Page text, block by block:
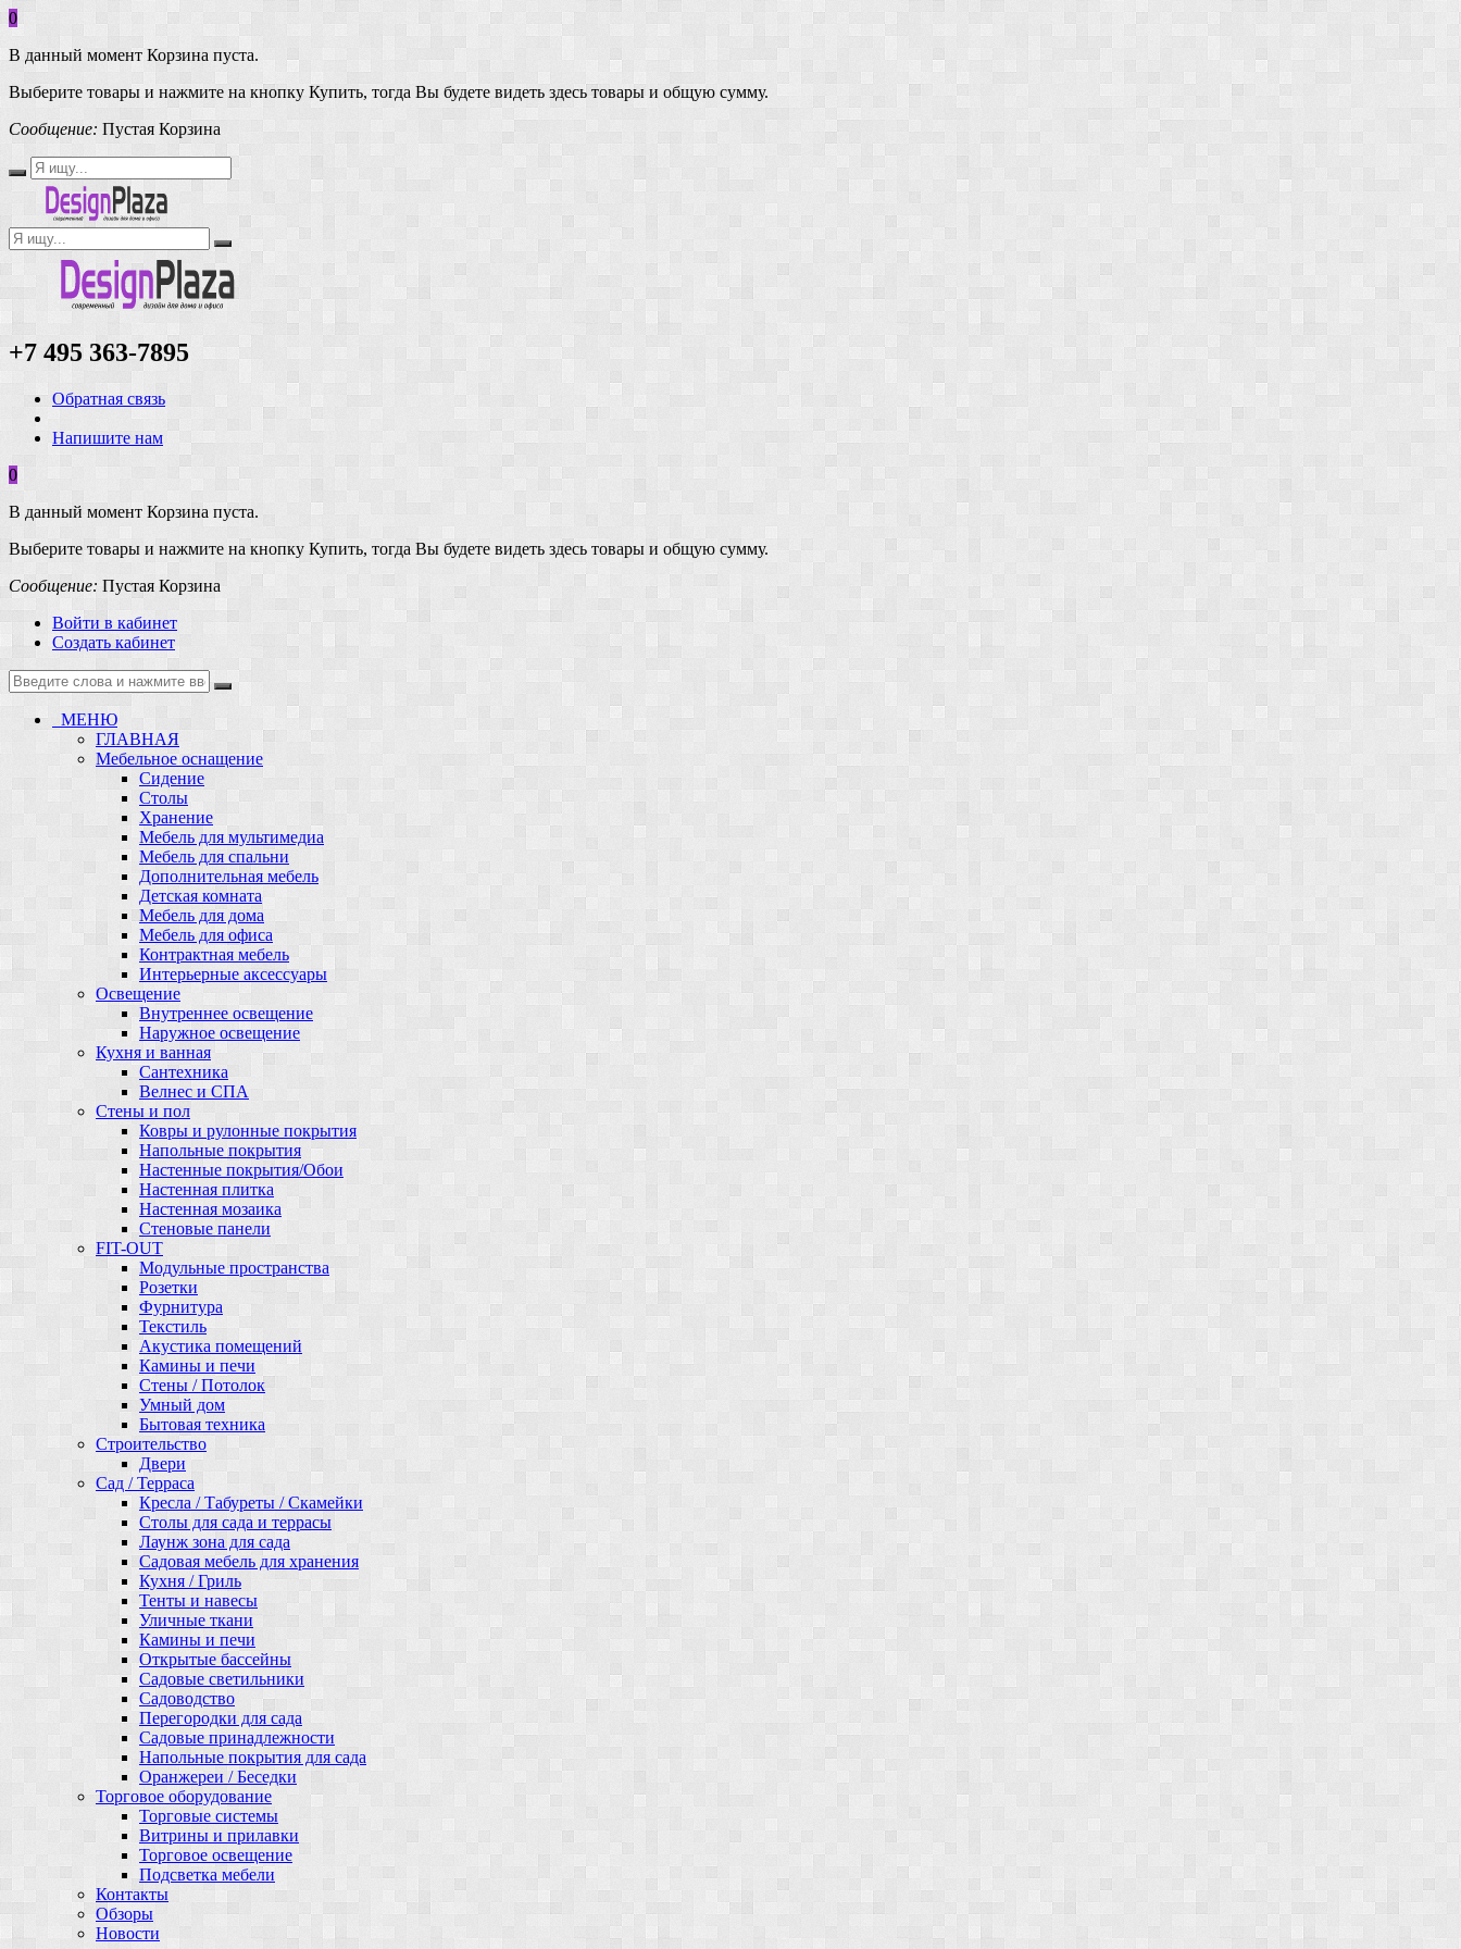
0
В данный момент Корзина пуста.
Выберите товары и нажмите на кнопку Купить, тогда Вы будете видеть здесь товары и общую сумму.
Сообщение: Пустая Корзина
+7 495 363-7895
Обратная связь
Напишите нам
0
В данный момент Корзина пуста.
Выберите товары и нажмите на кнопку Купить, тогда Вы будете видеть здесь товары и общую сумму.
Сообщение: Пустая Корзина
Войти в кабинет
Создать кабинет
МЕНЮ
ГЛАВНАЯ
Мебельное оснащение
Сидение
Столы
Хранение
Мебель для мультимедиа
Мебель для спальни
Дополнительная мебель
Детская комната
Мебель для дома
Мебель для офиса
Контрактная мебель
Интерьерные аксессуары
Освещение
Внутреннее освещение
Наружное освещение
Кухня и ванная
Сантехника
Велнес и СПА
Стены и пол
Ковры и рулонные покрытия
Напольные покрытия
Настенные покрытия/Обои
Настенная плитка
Настенная мозаика
Стеновые панели
FIT-OUT
Модульные пространства
Розетки
Фурнитура
Текстиль
Акустика помещений
Камины и печи
Стены / Потолок
Умный дом
Бытовая техника
Строительство
Двери
Сад / Терраса
Кресла / Табуреты / Скамейки
Столы для сада и террасы
Лаунж зона для сада
Садовая мебель для хранения
Кухня / Гриль
Тенты и навесы
Уличные ткани
Камины и печи
Открытые бассейны
Садовые светильники
Садоводство
Перегородки для сада
Садовые принадлежности
Напольные покрытия для сада
Оранжереи / Беседки
Торговое оборудование
Торговые системы
Витрины и прилавки
Торговое освещение
Подсветка мебели
Контакты
Обзоры
Новости